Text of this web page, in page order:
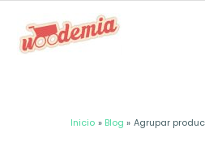
Inicio Blog Agrupar